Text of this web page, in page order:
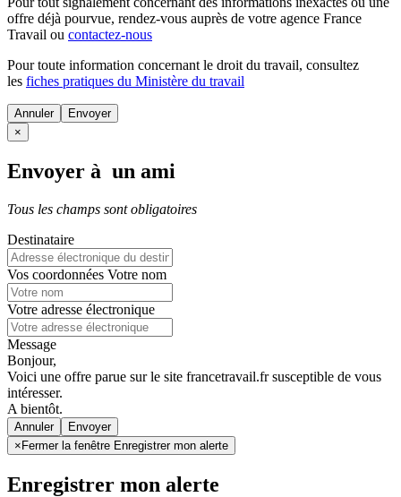
offre déjà pourvue, rendez-vous auprès de votre agence France
Travail ou contactez-nous
Pour toute information concernant le droit du travail, consultez
les fiches pratiques du Ministère du travail
Annuler
×
Envoyer à un ami
Tous les champs sont obligatoires
Destinataire
Vos coordonnées Votre nom
Votre adresse électronique
Message
Bonjour,
Voici une offre parue sur le site francetravail.fr susceptible de vous
intéresser.
A bientôt.
Annuler
× Fermer la fenêtre Enregistrer mon alerte
Enregistrer mon alerte